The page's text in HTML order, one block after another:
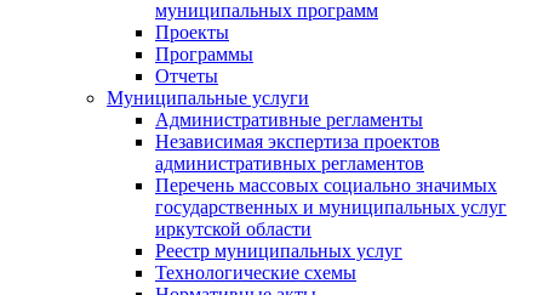
муниципальных программ
Проекты
Программы
Отчеты
Муниципальные услуги
Административные регламенты
Независимая экспертиза проектов
административных регламентов
Перечень массовых социально значимых
государственных и муниципальных услуг
иркутской области
Реестр муниципальных услуг
Технологические схемы